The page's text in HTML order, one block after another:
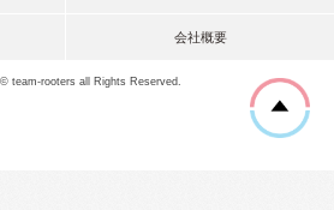
会社概要
team-rooters all Rights Reserved.